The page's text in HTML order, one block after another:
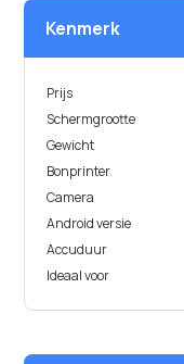
Kenmerk
Prijs
Schermgrootte
Gewicht
Bonprinter
Camera
Android versie
Accuduur
Ideaal voor